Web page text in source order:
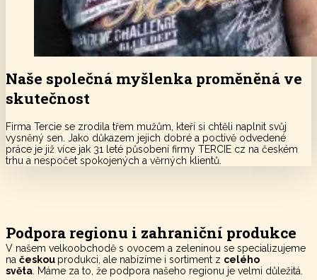
Naše společná myšlenka proměněná ve
skutečnost
Firma Tercie se zrodila třem mužům, kteří si chtěli naplnit svůj
vysněný sen. Jako důkazem jejich dobré a poctivě odvedené
práce je již více jak 31 leté působení firmy TERCIE cz na českém
trhu a nespočet spokojených a věrných klientů.
Podpora regionu i zahraniční produkce
V našem velkoobchodě s ovocem a zeleninou se specializujeme
na českou produkci, ale nabízíme i sortiment z celého
světa . Máme za to, že podpora našeho regionu je velmi důležitá.